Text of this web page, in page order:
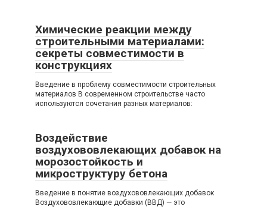
Химические реакции между
строительными материалами:
секреты совместимости в
конструкциях
Введение в проблему совместимости строительных
материалов В современном строительстве часто
используются сочетания разных материалов:
Воздействие
воздухововлекающих добавок на
морозостойкость и
микроструктуру бетона
Введение в понятие воздухововлекающих добавок
Воздухововлекающие добавки (ВВД) — это